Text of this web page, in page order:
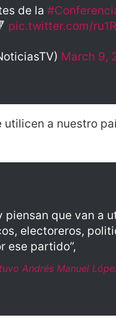
de la
pic.twitter.com/
March 9,
a nuestro
que van a
electoreros,
ese partido”,
Andrés Manuel